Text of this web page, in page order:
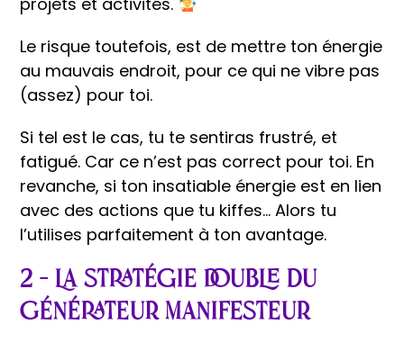
Le risque toutefois, est de mettre ton énergie
au mauvais endroit, pour ce qui ne vibre pas
(assez) pour toi.
Si tel est le cas, tu te sentiras frustré, et
fatigué. Car ce n’est pas correct pour toi. En
revanche, si ton insatiable énergie est en lien
avec des actions que tu kiffes… Alors tu
l’utilises parfaitement à ton avantage.
2 – La stratégie double du
Générateur Manifesteur